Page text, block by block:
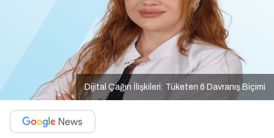
Dijital Çağın İlişkileri: Tüketen 6 Davranış Biçimi